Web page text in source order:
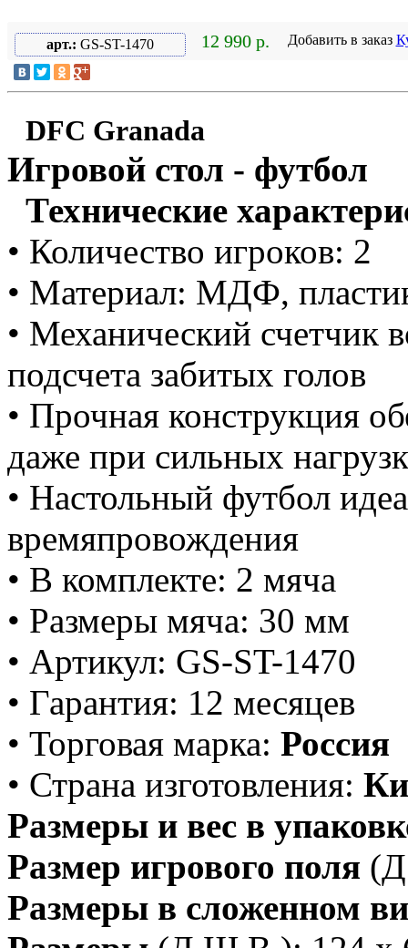
арт.: GS-ST-1470 12 990 р. Добавить в заказ
DFC Granada
Игровой стол - футбол
Технические
• Количество игроков: 2
• Материал: МДФ,
• Механический счетчик
подсчета забитых голов
• Прочная конструкция
даже при сильных
• Настольный футбол
времяпровождения
• В комплекте: 2 мяча
• Размеры мяча: 30 мм
• Артикул: GS-ST-1470
• Гарантия: 12 месяцев
• Торговая марка: Россия
• Страна изготовления: Ки
Размеры и вес в
Размер игрового поля
Размеры в сложенном